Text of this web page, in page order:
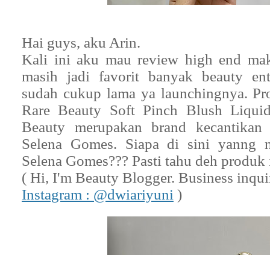
Hai guys, aku Arin.
Kali ini aku mau review high end
masih jadi favorit banyak beauty
sudah cukup lama ya launchingnya.
Rare Beauty Soft Pinch Blush
Beauty merupakan brand
Selena Gomes. Siapa di sini yanng
Selena Gomes??? Pasti tahu deh
( Hi, I'm Beauty Blogger. Business
Instagram : @dwiariyuni )